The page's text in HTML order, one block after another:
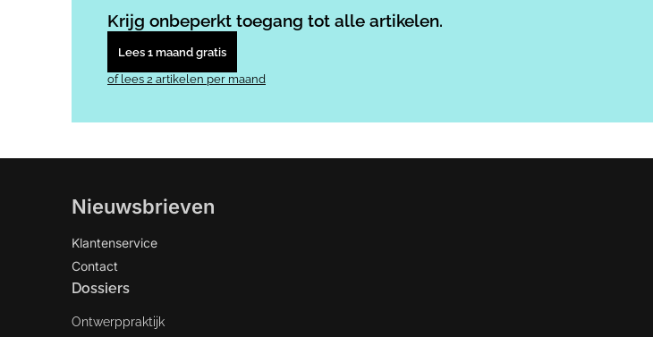
Krijg onbeperkt toegang tot alle artikelen.
Lees 1 maand gratis
of lees 2 artikelen per maand
Nieuwsbrieven
Klantenservice
Contact
Dossiers
Ontwerppraktijk